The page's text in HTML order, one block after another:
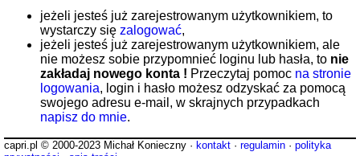
jeżeli jesteś już zarejestrowanym użytkownikiem, to
wystarczy się zalogować,
jeżeli jesteś już zarejestrowanym użytkownikiem, ale
nie możesz sobie przypomnieć loginu lub hasła, to nie
zakładaj nowego konta ! Przeczytaj pomoc na stronie
logowania, login i hasło możesz odzyskać za pomocą
swojego adresu e-mail, w skrajnych przypadkach
napisz do mnie.
capri.pl © 2000-2023 Michał Konieczny · kontakt · regulamin · polityka